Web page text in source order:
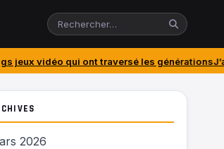
ont traversé les générations J’ai acheté le
2026